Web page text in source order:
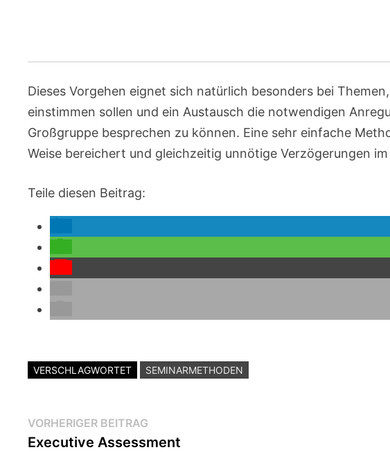
Dieses Vorgehen eignet sich natürlich besonders bei
einstimmen sollen und ein Austausch die notwendigen
Großgruppe besprechen zu können. Eine sehr einfache
Weise bereichert und gleichzeitig unnötige Verzögerungen
Teile diesen Beitrag:
VERSCHLAGWORTET SEMINARMETHODEN
Beitragsnavigation
VORHERIGER BEITRAG
Beitrag:
Executive Assessment